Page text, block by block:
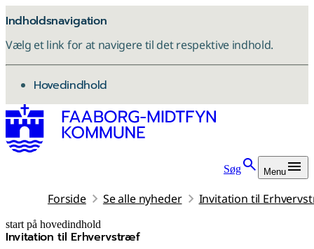
Indholdsnavigation
Vælg et link for at navigere til det respektive indhold.
gå til
Hovedindhold
Søg Menu
Forside Se alle nyheder Invitation til
start på hovedindhold
Invitation til Erhvervstræf
senest opdateret 11. november 2025